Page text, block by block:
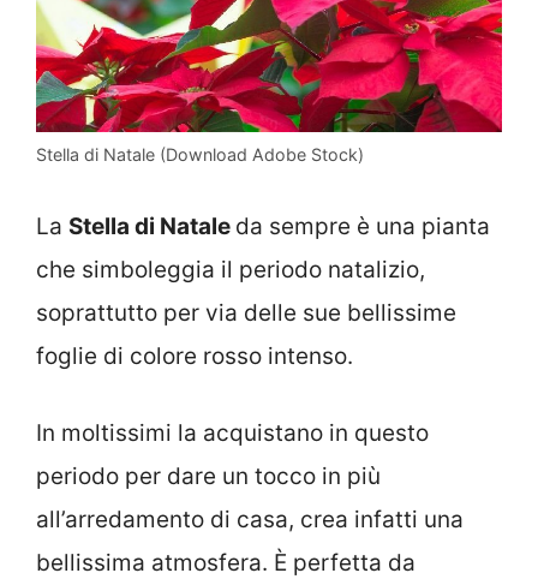
Stella di Natale (Download Adobe Stock)
La Stella di Natale da sempre è una pianta
che simboleggia il periodo natalizio,
soprattutto per via delle sue bellissime
foglie di colore rosso intenso.
In moltissimi la acquistano in questo
periodo per dare un tocco in più
all’arredamento di casa, crea infatti una
bellissima atmosfera. È perfetta da